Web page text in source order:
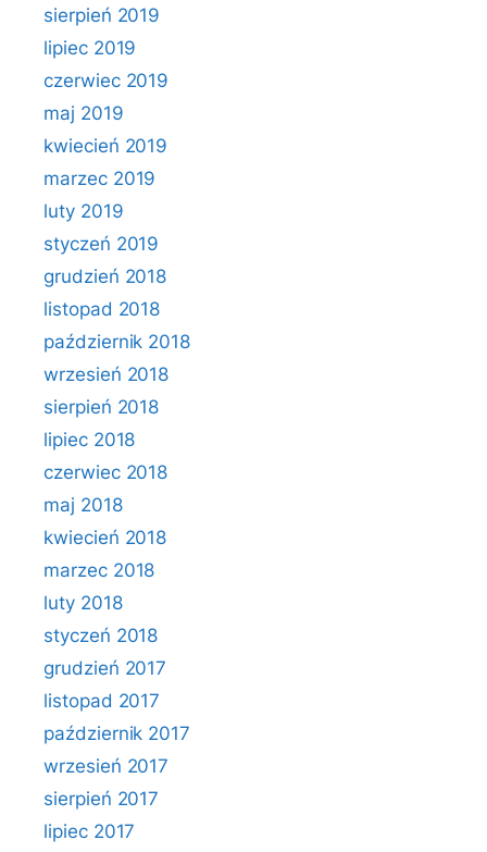
sierpień 2019
lipiec 2019
czerwiec 2019
maj 2019
kwiecień 2019
marzec 2019
luty 2019
styczeń 2019
grudzień 2018
listopad 2018
październik 2018
wrzesień 2018
sierpień 2018
lipiec 2018
czerwiec 2018
maj 2018
kwiecień 2018
marzec 2018
luty 2018
styczeń 2018
grudzień 2017
listopad 2017
październik 2017
wrzesień 2017
sierpień 2017
lipiec 2017